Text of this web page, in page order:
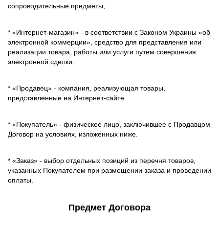
сопроводительные предметы;
* «Интернет-магазин» - в соответствии с Законом Украины «об
электронной коммерции», средство для представления или
реализации товара, работы или услуги путем совершения
электронной сделки.
* «Продавец» - компания, реализующая товары,
представленные на Интернет-сайте.
* «Покупатель» - физическое лицо, заключившее с Продавцом
Договор на условиях, изложенных ниже.
* «Заказ» - выбор отдельных позиций из перечня товаров,
указанных Покупателем при размещении заказа и проведении
оплаты.
Предмет Договора